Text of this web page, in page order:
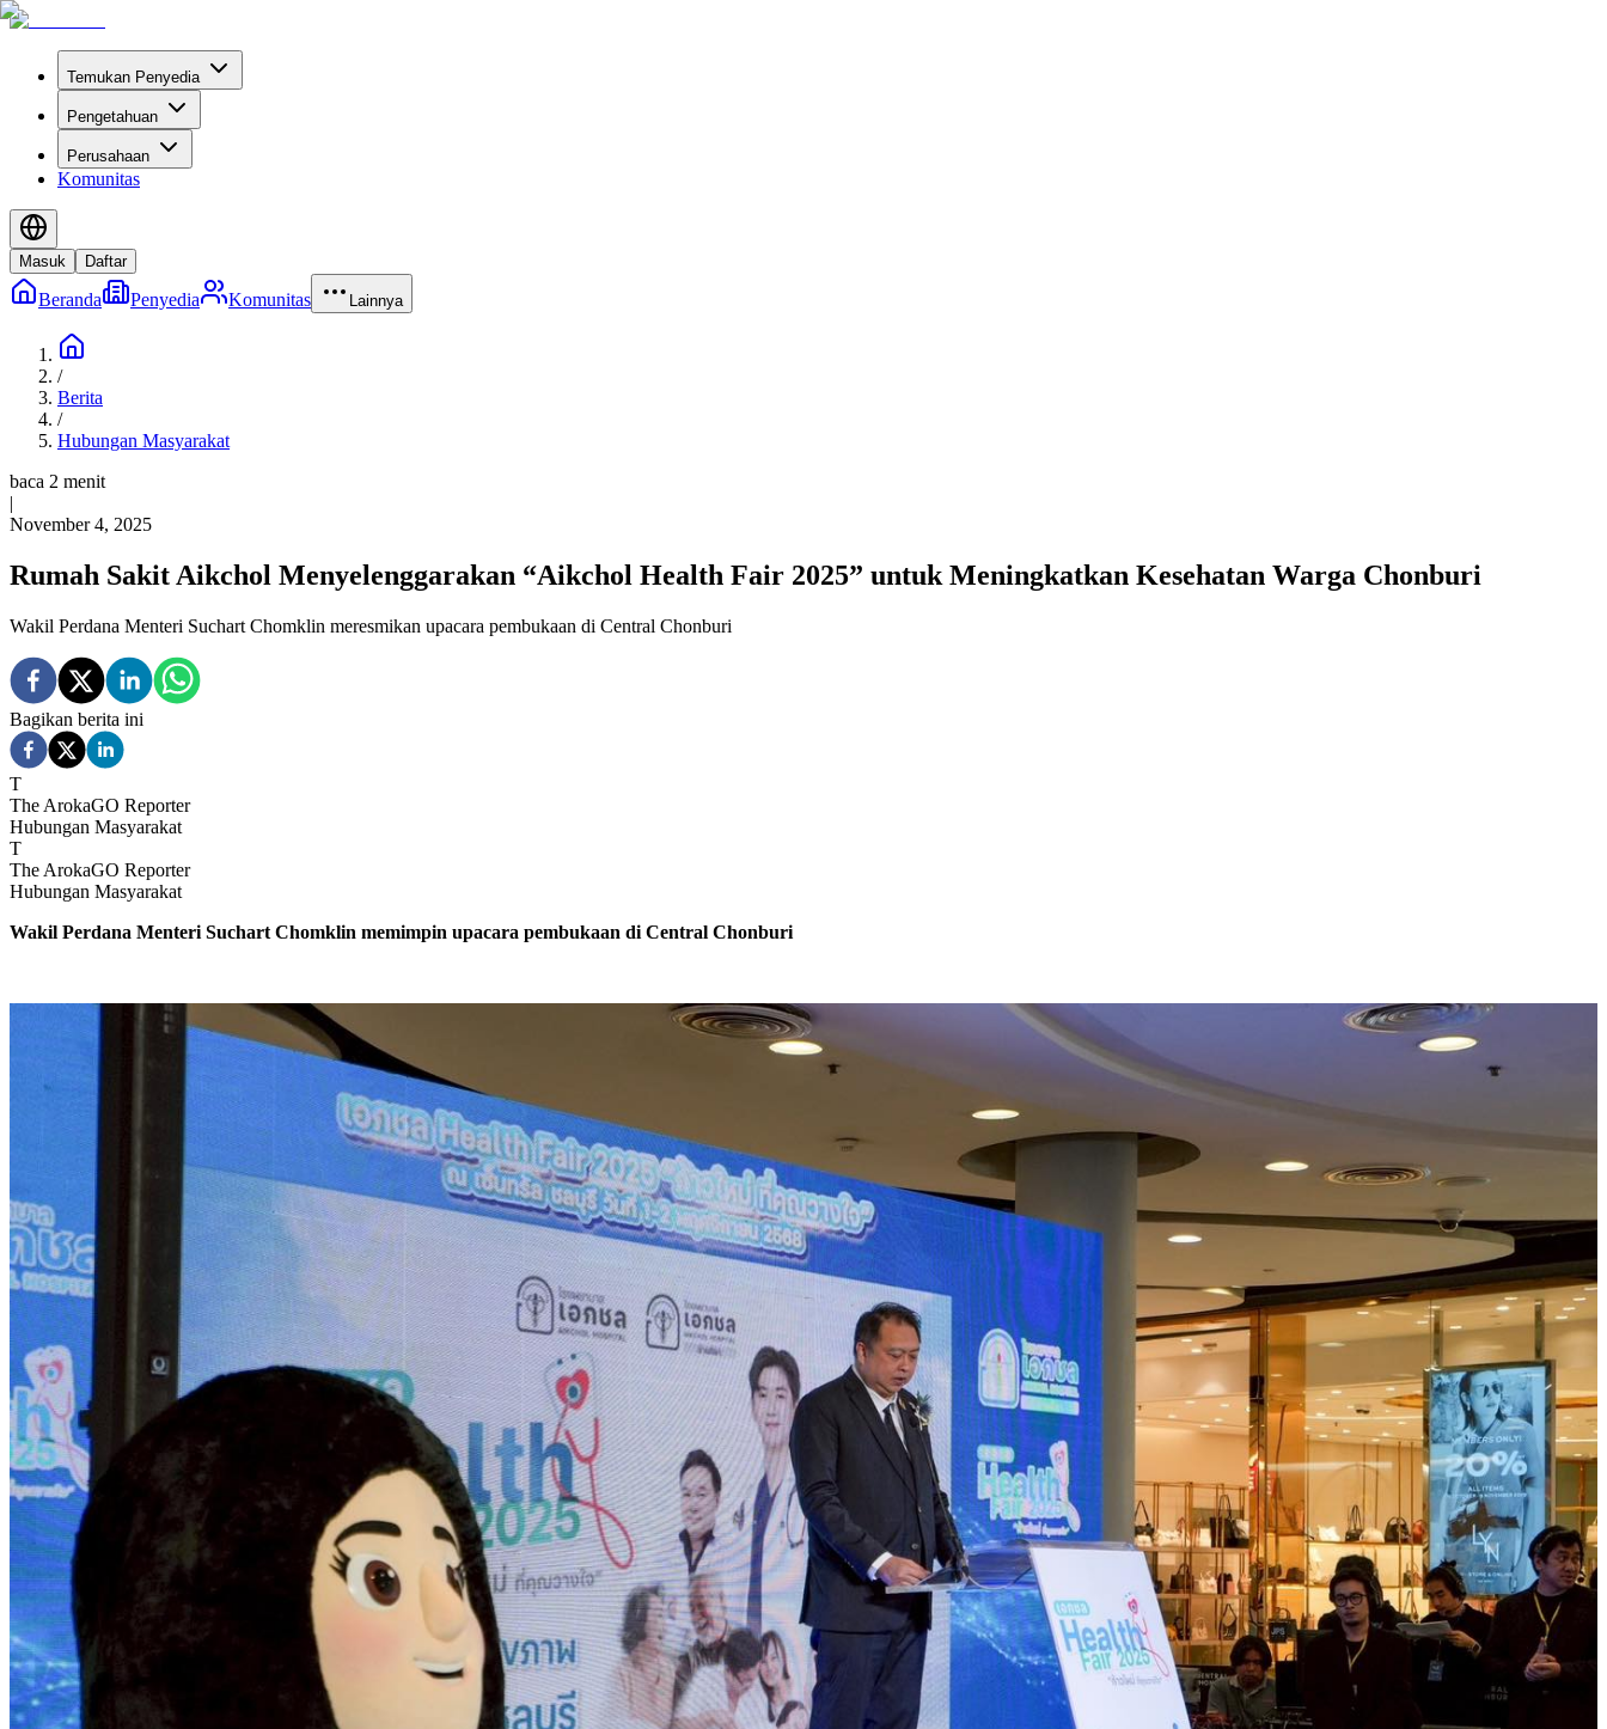
Temukan Penyedia
Pengetahuan
Perusahaan
Komunitas
Masuk Daftar
Beranda Penyedia Komunitas Lainnya
/
Berita
/
Hubungan Masyarakat
baca 2 menit
|
November 4, 2025
Rumah Sakit Aikchol Menyelenggarakan “Aikchol Health Fair 2025” untuk Meningkatkan Kesehatan Warga Chonburi
Wakil Perdana Menteri Suchart Chomklin meresmikan upacara pembukaan di Central Chonburi
Bagikan berita ini
T
The ArokaGO Reporter
Hubungan Masyarakat
T
The ArokaGO Reporter
Hubungan Masyarakat
Wakil Perdana Menteri Suchart Chomklin memimpin upacara pembukaan di Central Chonburi